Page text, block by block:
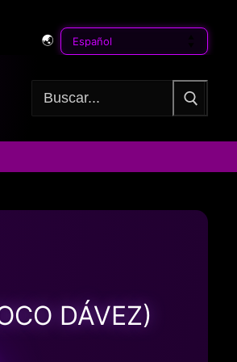
🌏
Buscar:
DÁVEZ)